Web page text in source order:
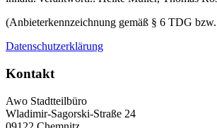
(Anbieterkennzeichnung gemäß § 6 TDG
Datenschutzerklärung
Kontakt
Awo Stadtteilbüro
Wladimir-Sagorski-Straße 24